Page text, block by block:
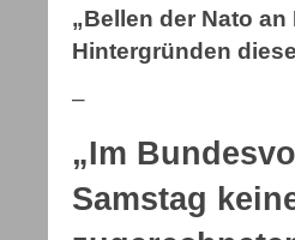
„Bellen der Nato
Hintergründen
–
„Im
Samstag